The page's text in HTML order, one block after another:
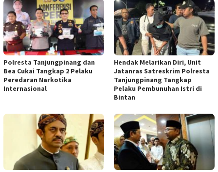
Polresta Tanjungpinang dan
Bea Cukai Tangkap 2 Pelaku
Peredaran Narkotika
Internasional
Hendak Melarikan Diri, Unit
Jatanras Satreskrim Polresta
Tanjungpinang Tangkap
Pelaku Pembunuhan Istri di
Bintan